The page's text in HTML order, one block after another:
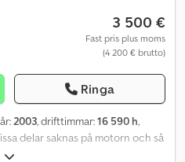
3 500 €
Fast pris plus moms
(4 200 € brutto)
Ringa
2003, drifttimmar:16 590 h,
delar saknas på motorn och så
för att den ska bli körklar igen.